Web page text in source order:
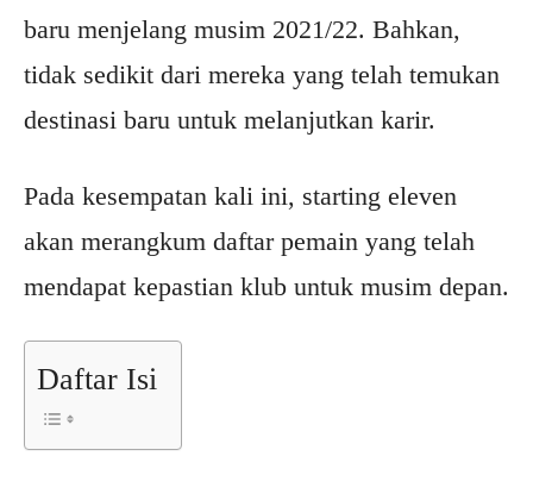
baru menjelang musim 2021/22. Bahkan,
tidak sedikit dari mereka yang telah temukan
destinasi baru untuk melanjutkan karir.
Pada kesempatan kali ini, starting eleven
akan merangkum daftar pemain yang telah
mendapat kepastian klub untuk musim depan.
Daftar Isi